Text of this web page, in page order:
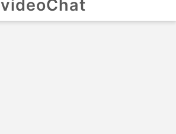
videoChat